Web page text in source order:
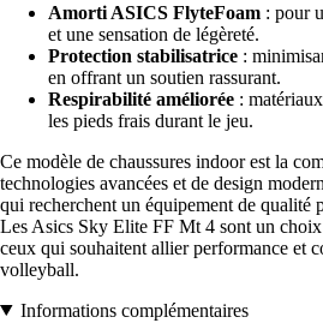
Amorti ASICS FlyteFoam : pour
et une sensation de légèreté.
Protection stabilisatrice :
en offrant un soutien rassurant.
Respirabilité améliorée :
les pieds frais durant le jeu.
Ce modèle de chaussures indoor est la
technologies avancées et de design
qui recherchent un équipement de qualité
Les Asics Sky Elite FF Mt 4 sont un
ceux qui souhaitent allier performance et
volleyball.
Informations complémentaires